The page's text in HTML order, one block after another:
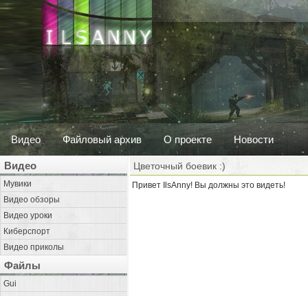
Видео Файловый архив О проекте Новости
Видео
Мувики
Видео обзоры
Видео уроки
Киберспорт
Видео приколы
Файлы
Gui
Цветочный боевик :)
Привет IlsAnny! Вы должны это видеть!